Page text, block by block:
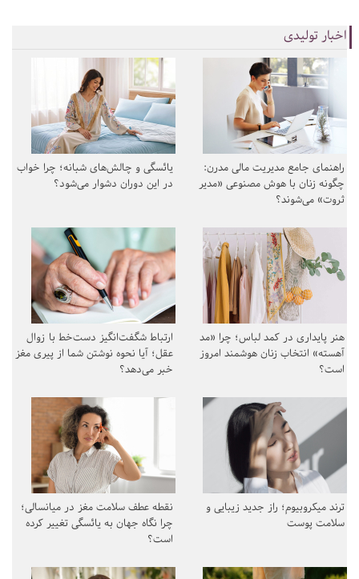
اخبار تولیدی
راهنمای جامع مدیریت مالی مدرن:
چگونه زنان با هوش مصنوعی «مدیر
ثروت» می‌شوند؟
یائسگی و چالش‌های شبانه؛ چرا خواب
در این دوران دشوار می‌شود؟
هنر پایداری در کمد لباس؛ چرا «مد
آهسته» انتخاب زنان هوشمند امروز
است؟
ارتباط شگفت‌انگیز دست‌خط با زوال
عقل؛ آیا نحوه نوشتن شما از پیری مغز
خبر می‌دهد؟
ترند میکروبیوم؛ راز جدید زیبایی و
سلامت پوست
نقطه عطف سلامت مغز در میانسالی؛
چرا نگاه جهان به یائسگی تغییر کرده
است؟